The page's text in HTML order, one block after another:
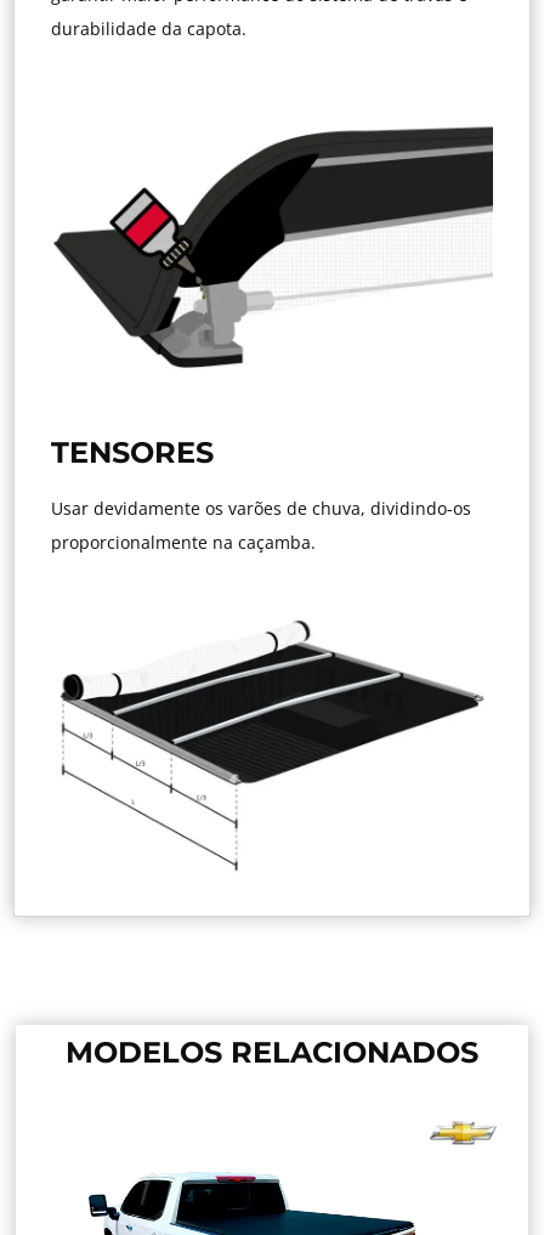
durabilidade da capota.
TENSORES
Usar devidamente os varões de chuva, dividindo-os
proporcionalmente na caçamba.
MODELOS RELACIONADOS